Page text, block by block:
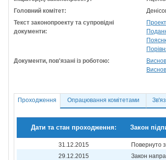
Головний комітет:
Текст законопроекту та супровідні
документи:
Документи, пов'язані із роботою:
Проходження Опрацювання комітетами
Дати та стан проходження: Закон
31.12.2015
Повернуто
29.12.2015
Закон